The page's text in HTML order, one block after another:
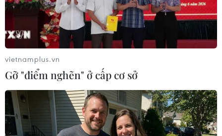
quan đến hoạt động mới tại các ụ nổi dường như là các
giàn khoan của Bắc Kinh ở Biển Hoa Đông.
vietnamplus.vn
Gỡ "điểm nghẽn" ở cấp cơ sở